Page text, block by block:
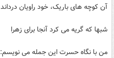
آن کوچه ­های باریک، خود راویان درد­اند
شب­ها که گریه می ­کرد آن­جا برای زهرا
من با نگاه حسرت این جمله می ­نویسم: